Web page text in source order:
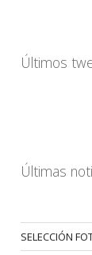
Últimos
Últimas
SELECCIÓN